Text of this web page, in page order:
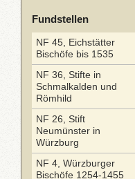
Fundstellen
NF 45, Eichstätter
Bischöfe bis 1535
NF 36, Stifte in
Schmalkalden und
Römhild
NF 26, Stift
Neumünster in
Würzburg
NF 4, Würzburger
Bischöfe 1254-1455